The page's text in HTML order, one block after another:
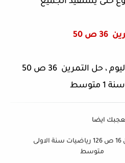
36 ص 50
نقدم لكم في موضوع اليوم ، حل التمرين 36 ص 50
متوسط
ايضا
حل تمرين 16 ص 126 رياضيات سنة الاولى
متوسط